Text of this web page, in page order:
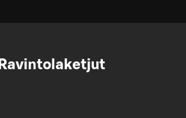
Ravintolaketjut